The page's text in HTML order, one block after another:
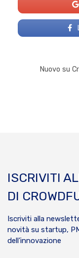
Nuovo su
ISCRIVITI
DI
Iscriviti alla
novità su startup,
dell’innovazione